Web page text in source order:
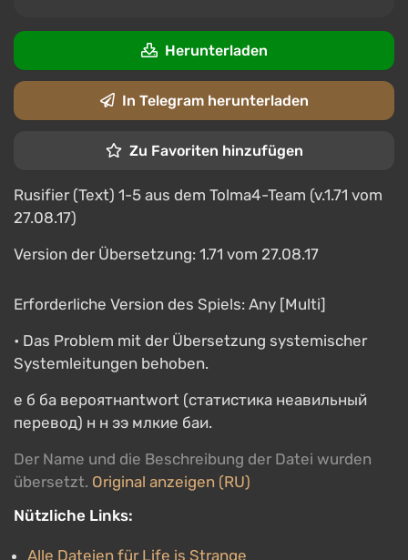
Herunterladen
In Telegram herunterladen
Zu Favoriten hinzufügen
Rusifier (Text) 1-5 aus dem Tolma4-Team (v.1.71 vom
27.08.17)
Version der Übersetzung: 1.71 vom 27.08.17
Erforderliche Version des Spiels: Any [Multi]
• Das Problem mit der Übersetzung systemischer
Systemleitungen behoben.
е б ба вероятнantwort (статистика неавильный
перевод) н н ээ млкие баи.
Der Name und die Beschreibung der Datei wurden
übersetzt. Original anzeigen (RU)
Nützliche Links:
Alle Dateien für Life is Strange